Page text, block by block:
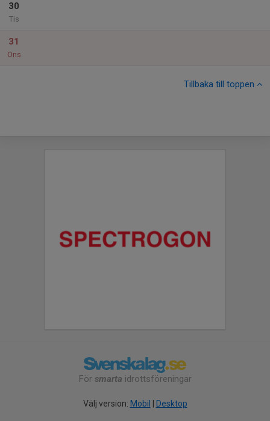
30
Tis
31
Ons
Tillbaka till toppen
För smarta idrottsföreningar
Välj version: Mobil Desktop